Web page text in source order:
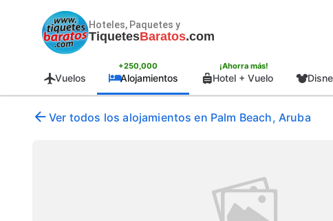
Hoteles, Paquetes y
TiquetesBaratos.com
Vuelos
+250,000
Alojamientos
¡Ahorra más!
Hotel + Vuelo
Ver todos los alojamientos en Palm Beach, Aruba